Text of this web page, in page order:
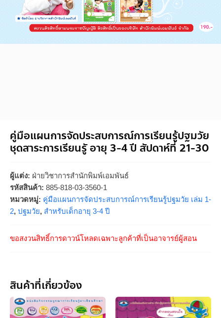
คู่มือแผนการจัดประสบการณ์การเรียนรู้ปฐมวัย
ชุดสาระการเรียนรูั อายุ 3-4 ปี สัปดาห์ที่ 21-30
ผู้แต่ง: ฝ่ายวิชาการสำนักพิมพ์เอมพันธ์
รหัสสินค้า: 885-818-03-3560-1
หมวดหมู่: คู่มือแผนการจัดประสบการณ์การเรียนรู้ปฐมวัย เล่ม 1-
2, ปฐมวัย, สำหรับเด็กอายุ 3-4 ปี
ขอสงวนสิทธิ์การดาวน์โหลดเฉพาะลูกค้าที่เป็นอาจารย์ผู้สอน
สินค้าที่เกี่ยวข้อง